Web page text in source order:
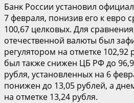
Банк России установил
7 февраля, понизив его к евро
100,67 целковых. Для
отечественной валюты был
регулятором на отметке 102,92
был также снижен ЦБ РФ до
рубля, установленных на 6
понижен до 13,05 рублей, а
на отметке 13,24 рубля.